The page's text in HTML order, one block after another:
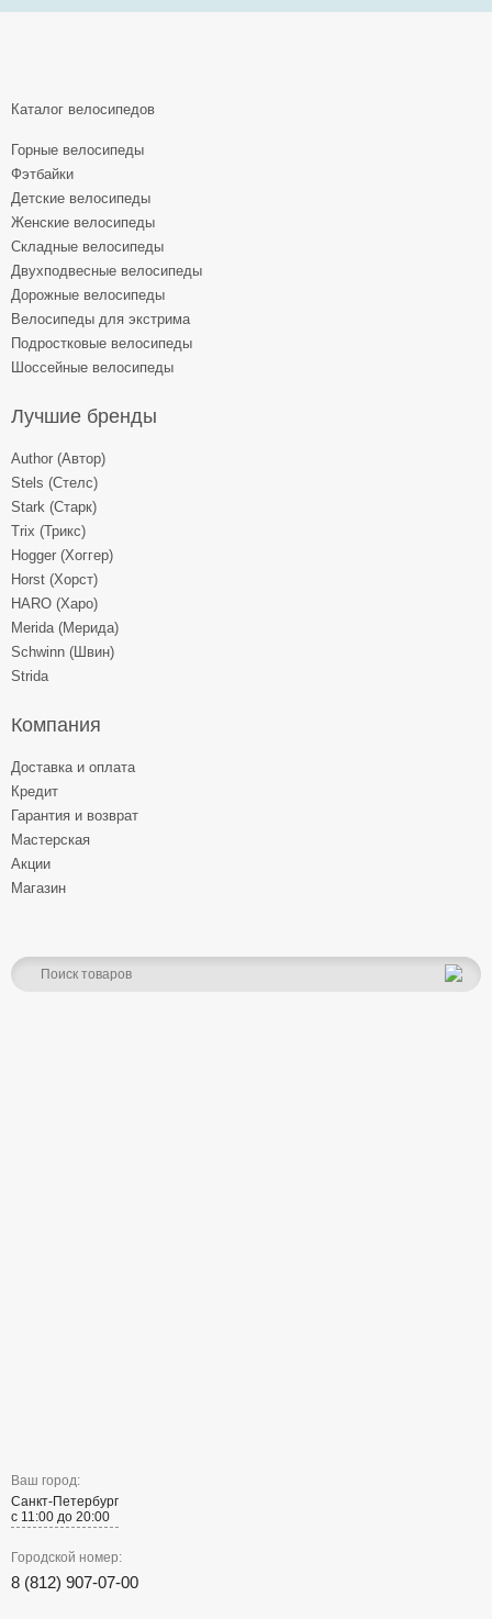
Каталог велосипедов
Горные велосипеды
Фэтбайки
Детские велосипеды
Женские велосипеды
Складные велосипеды
Двухподвесные велосипеды
Дорожные велосипеды
Велосипеды для экстрима
Подростковые велосипеды
Шоссейные велосипеды
Лучшие бренды
Author (Автор)
Stels (Стелс)
Stark (Старк)
Trix (Трикс)
Hogger (Хоггер)
Horst (Хорст)
HARO (Харо)
Merida (Мерида)
Schwinn (Швин)
Strida
Компания
Доставка и оплата
Кредит
Гарантия и возврат
Мастерская
Акции
Магазин
Ваш город:
Санкт-Петербург
с 11:00 до 20:00
Городской номер:
8 (812) 907-07-00